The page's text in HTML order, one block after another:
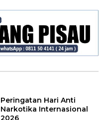
Peringatan Hari Anti
Narkotika Internasional
2026